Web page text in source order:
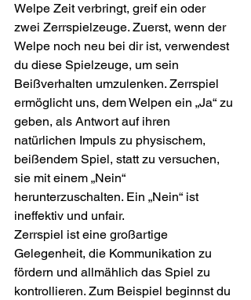
Welpe Zeit verbringt, greif ein oder
zwei Zerrspielzeuge. Zuerst, wenn der
Welpe noch neu bei dir ist, verwendest
du diese Spielzeuge, um sein
Beißverhalten umzulenken. Zerrspiel
ermöglicht uns, dem Welpen ein „Ja“ zu
geben, als Antwort auf ihren
natürlichen Impuls zu physischem,
beißendem Spiel, statt zu versuchen,
sie mit einem „Nein“
herunterzuschalten. Ein „Nein“ ist
ineffektiv und unfair.
Zerrspiel ist eine großartige
Gelegenheit, die Kommunikation zu
fördern und allmählich das Spiel zu
kontrollieren. Zum Beispiel beginnst du